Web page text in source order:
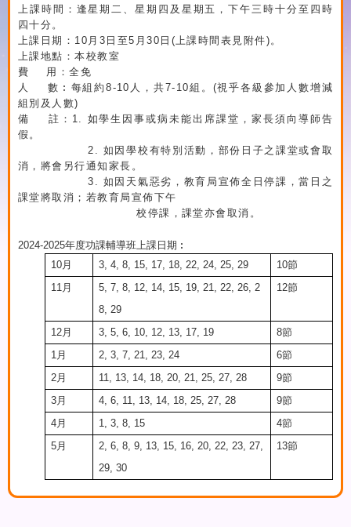
上課時間：逢星期二、星期四及星期五，下午三時十分至四時
四十分。
上課日期： 10 月 3 日至5 月30 日 (上課時間表見附件)。
上課地點：本校教室
費
用：全免
人
數︰每組約8-10 人，共7-10組。 (視乎各級參加人數增減
組別及人數)
備
註： 1. 如學生因事或病未能出席課堂，家長須向導師告
假。
2. 如因學校有特別活動，部份日子之課堂或會取
消，將會另行通知家長。
3. 如因天氣惡劣，教育局宣佈全日停課，當日之
課堂將取消；若教育局宣佈下午
校停課，課堂亦會取消。
2024-2025年度功課輔導班上課日期︰
10月 3, 4, 8, 15, 17, 18, 22, 24, 25, 29 10節
11月
5, 7, 8, 12, 14, 15, 19, 21, 22, 26, 2
8, 29
12節
12月 3, 5, 6, 10, 12, 13, 17, 19 8節
1月 2, 3, 7, 21, 23, 24 6節
2月 11, 13, 14, 18, 20, 21, 25, 27, 28 9節
3月 4, 6, 11, 13, 14, 18, 25, 27, 28 9節
4月 1, 3, 8, 15 4節
5月
2, 6, 8, 9, 13, 15, 16, 20, 22, 23, 27,
29, 30
13節